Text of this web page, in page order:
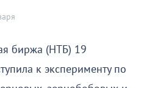
биржа (НТБ) 19
к эксперименту по